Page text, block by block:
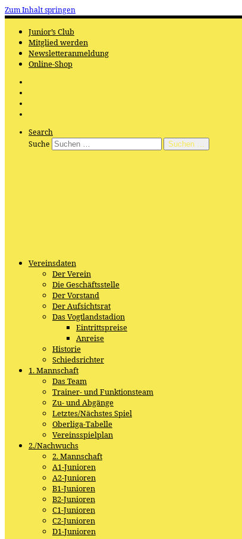
Zum Inhalt springen
Junior’s Club
Mitglied werden
Newsletteranmeldung
Online-Shop
Search
Suche
Suchen …
Vereinsdaten
Der Verein
Die Geschäftsstelle
Der Vorstand
Der Aufsichtsrat
Das Vogtlandstadion
Eintrittspreise
Anreise
Historie
Schiedsrichter
1. Mannschaft
Das Team
Trainer- und Funktionsteam
Zu- und Abgänge
Letztes/Nächstes Spiel
Oberliga-Tabelle
Vereinsspielplan
2./Nachwuchs
2. Mannschaft
A1-Junioren
A2-Junioren
B1-Junioren
B2-Junioren
C1-Junioren
C2-Junioren
D1-Junioren